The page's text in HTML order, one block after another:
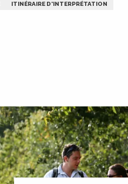
ITINÉRAIRE D'INTERPRÉTATION